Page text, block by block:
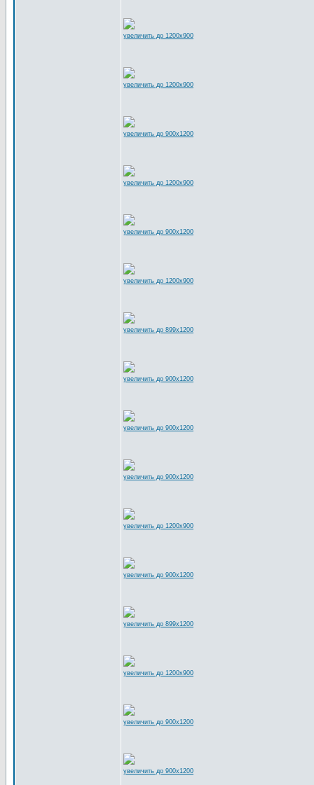
увеличить до 1200x900
увеличить до 1200x900
увеличить до 900x1200
увеличить до 1200x900
увеличить до 900x1200
увеличить до 1200x900
увеличить до 899x1200
увеличить до 900x1200
увеличить до 900x1200
увеличить до 900x1200
увеличить до 1200x900
увеличить до 900x1200
увеличить до 899x1200
увеличить до 1200x900
увеличить до 900x1200
увеличить до 900x1200